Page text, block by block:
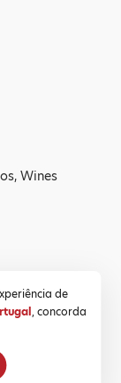
de
, concorda
Wines